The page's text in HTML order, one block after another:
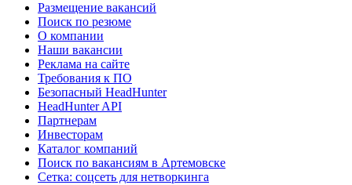
Размещение вакансий
Поиск по резюме
О компании
Наши вакансии
Реклама на сайте
Требования к ПО
Безопасный HeadHunter
HeadHunter API
Партнерам
Инвесторам
Каталог компаний
Поиск по вакансиям в Артемовске
Сетка: соцсеть для нетворкинга